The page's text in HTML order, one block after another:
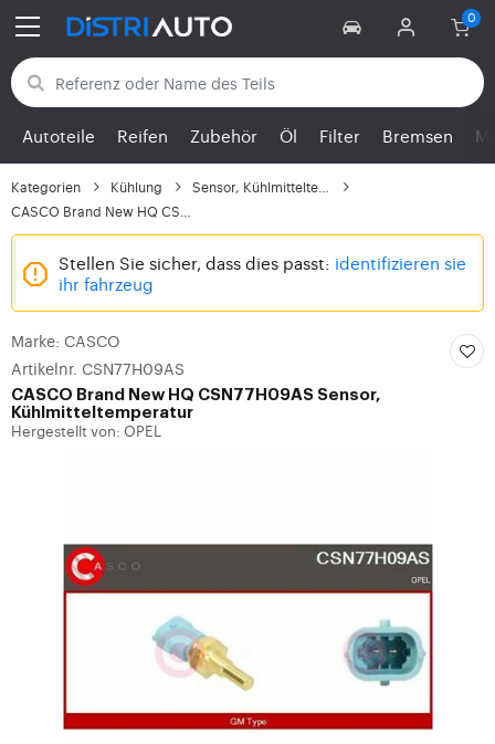
Zurück zu den Kategorien
Autoteile Reifen Zubehör Öl Filter Bremsen
Kategorien Kühlung
Stellen Sie sicher, dass dies passt: identifizieren sie
ihr fahrzeug
Marke: CASCO
Artikelnr. CSN77H09AS
CASCO Brand New HQ CSN77H09AS Sensor,
Kühlmitteltemperatur
Hergestellt von: OPEL